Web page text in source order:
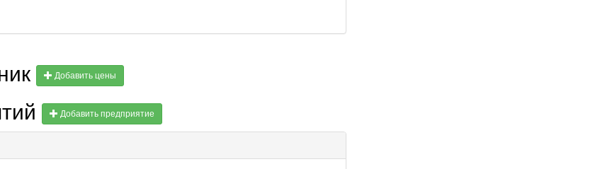
Добавить цены
Добавить предприятие